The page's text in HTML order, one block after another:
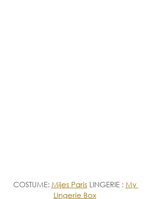
COSTUME: Mijes Paris LINGERIE : My
Lingerie Box